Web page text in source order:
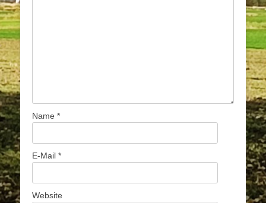
Name *
E-Mail *
Website